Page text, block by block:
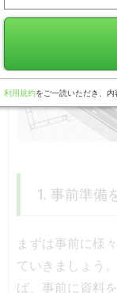
1. 事前準備
まずは事前に様
ていきましょう
ば、事前に資料
利用規約をご一読いただき、